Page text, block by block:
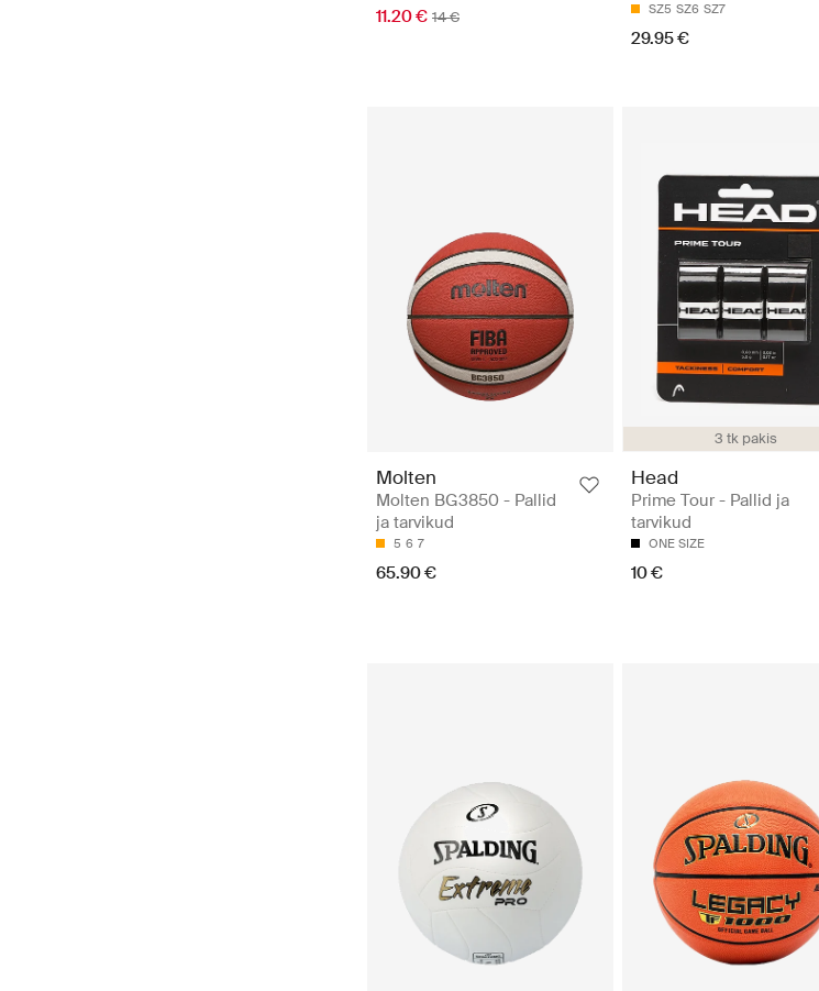
11.20 € 14 € SZ5 SZ6 SZ7
29.95 €
Molten
Molten BG3850 - Pallid
ja tarvikud
5 6 7
65.90 €
3 tk pakis
Head
Prime Tour - Pallid ja
tarvikud
ONE SIZE
10 €